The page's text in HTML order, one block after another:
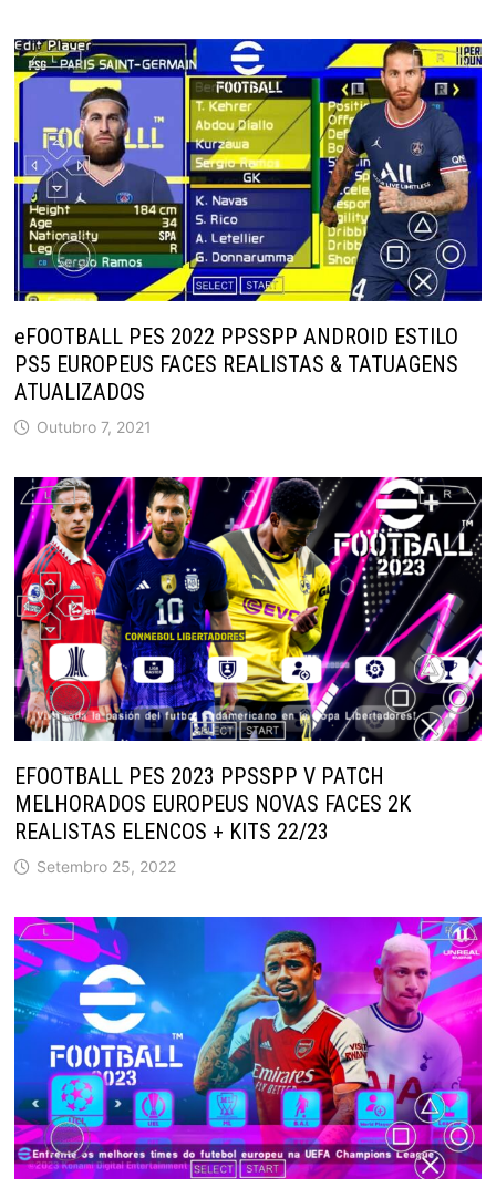
eFOOTBALL PES 2022 PPSSPP ANDROID ESTILO
PS5 EUROPEUS FACES REALISTAS & TATUAGENS
ATUALIZADOS
Outubro 7, 2021
EFOOTBALL PES 2023 PPSSPP V PATCH
MELHORADOS EUROPEUS NOVAS FACES 2K
REALISTAS ELENCOS + KITS 22/23
Setembro 25, 2022